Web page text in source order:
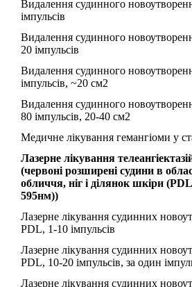
Видалення судинного
імпульсiв
Видалення судинного
20 імпульсiв
Видалення судинного
імпульсів, ~20 см2
Видалення судинного
80 імпульсів, 20-40 см2
Медичне лікування гемангіоми у
Лазерне лікування
(червонi розширені судини в
обличчя, ніг і ділянок шкіри
595нм))
Лазерне лікування судинних
PDL, 1-10 імпульсів
Лазерне лікування судинних
PDL, 10-20 імпульсів, за один
Лазерне лікування судинних